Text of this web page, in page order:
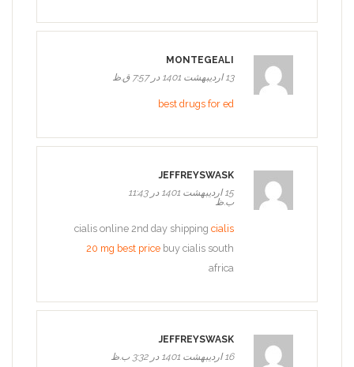
MONTEGEALI
13 اردیبهشت 1401 در 7:57 ق.ظ
best drugs for ed
JEFFREYSWASK
15 اردیبهشت 1401 در 11:43
ب.ظ
cialis online 2nd day shipping cialis
20 mg best price buy cialis south
africa
JEFFREYSWASK
16 اردیبهشت 1401 در 3:32 ب.ظ